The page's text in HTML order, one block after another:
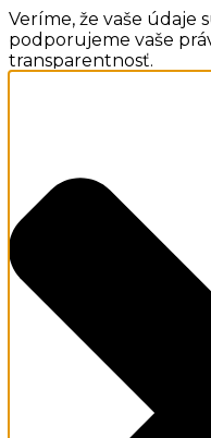
Veríme, že vaše údaje
podporujeme vaše
transparentnosť.